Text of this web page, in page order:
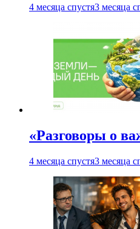
4 месяца спустя3 месяца
«Разговоры о
4 месяца спустя3 месяца